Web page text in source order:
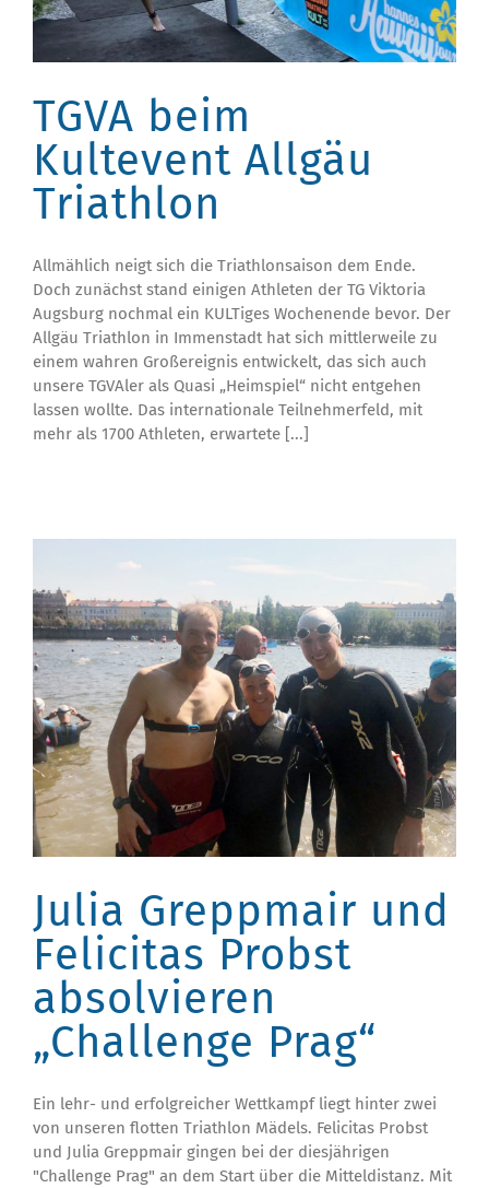
TGVA beim
Kultevent Allgäu
Triathlon
Allmählich neigt sich die Triathlonsaison dem Ende.
Doch zunächst stand einigen Athleten der TG Viktoria
Augsburg nochmal ein KULTiges Wochenende bevor. Der
Allgäu Triathlon in Immenstadt hat sich mittlerweile zu
einem wahren Großereignis entwickelt, das sich auch
unsere TGVAler als Quasi „Heimspiel“ nicht entgehen
lassen wollte. Das internationale Teilnehmerfeld, mit
mehr als 1700 Athleten, erwartete [...]
Julia Greppmair und
Felicitas Probst
absolvieren
„Challenge Prag“
Ein lehr- und erfolgreicher Wettkampf liegt hinter zwei
von unseren flotten Triathlon Mädels. Felicitas Probst
und Julia Greppmair gingen bei der diesjährigen
"Challenge Prag" an dem Start über die Mitteldistanz. Mit